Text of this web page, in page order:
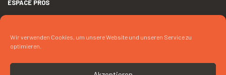
Wir verwenden Cookies, um unsere Website und unseren Service zu
optimieren.
ESPACE PROS
RECHTLICHER HINWEIS
FOTOKREDIT